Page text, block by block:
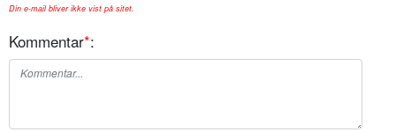
Din e-mail bliver ikke vist på sitet.
Kommentar*: